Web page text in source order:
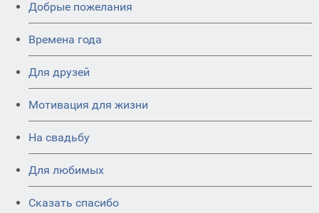
Добрые пожелания
Времена года
Для друзей
Мотивация для жизни
На свадьбу
Для любимых
Сказать спасибо